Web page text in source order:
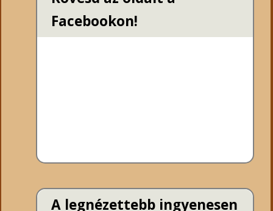
Facebookon!
A legnézettebb ingyenesen